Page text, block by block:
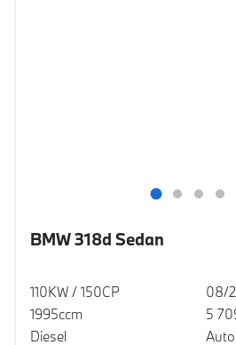
BMW 318d Sedan
110KW / 150CP
1995ccm
Diesel
08/
5